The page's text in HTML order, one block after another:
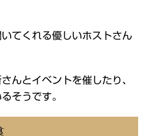
てくれる優しいホストさん
んとイベントを催したり、
そうです。